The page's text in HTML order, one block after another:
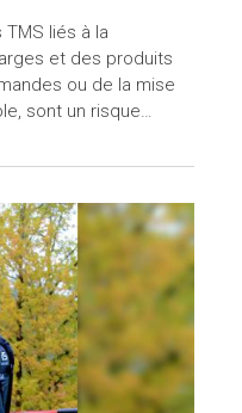
liés à la
et des produits
ou de la mise
sont un risque…